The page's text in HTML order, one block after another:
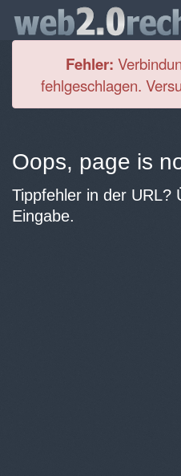
Fehler:
fehlgeschlagen.
Oops, page is
Tippfehler in der URL?
Eingabe.